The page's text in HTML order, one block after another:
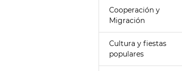
Cooperación y
Migración
Cultura y fiestas
populares